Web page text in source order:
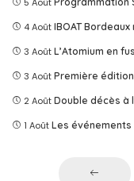
4 Août IBOAT
3 Août L’Atomium en
3 Août Première
2 Août Double décès à
1 Août Les